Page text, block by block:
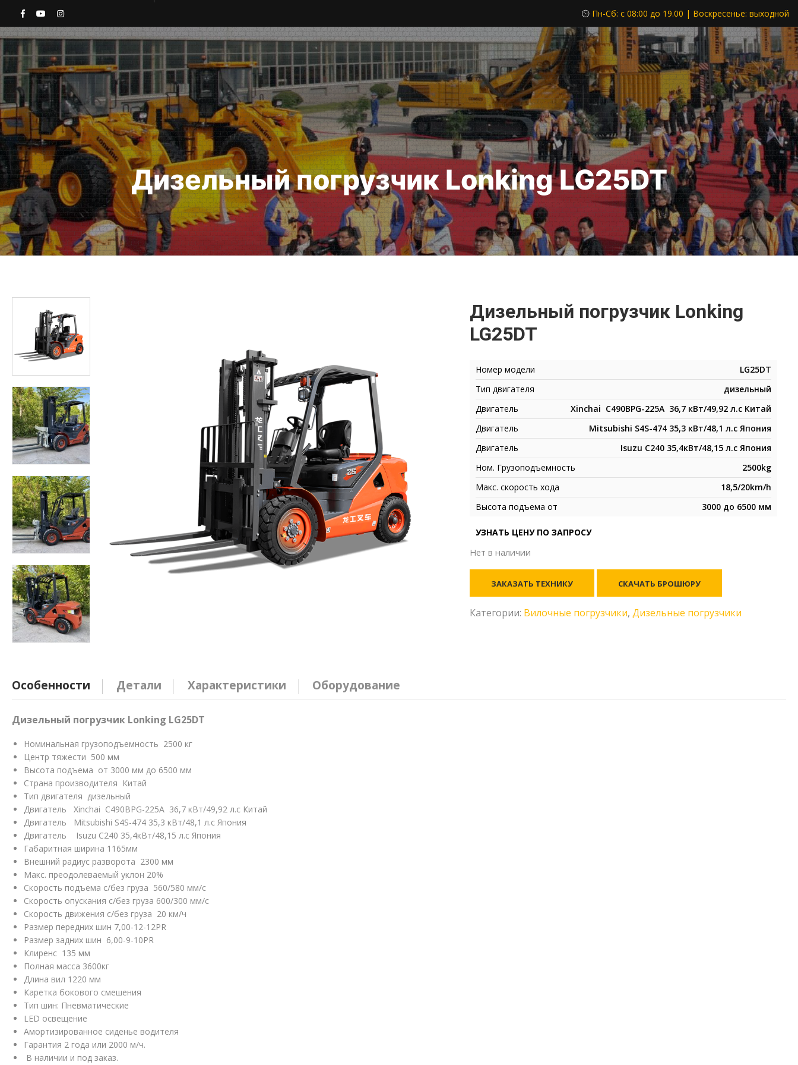
Пн-Cб: c 08:00 до 19.00 | Воскресенье: выходной
Дизельный погрузчик Lonking LG25DT
Дизельный погрузчик Lonking
LG25DT
Номер модели
LG25DT
Тип двигателя
дизельный
Двигатель
Xinchai C490BPG-225A 36,7 кВт/49,92 л.с Китай
Двигатель
Mitsubishi S4S-474 35,3 кВт/48,1 л.с Япония
Двигатель
Isuzu C240 35,4кВт/48,15 л.с Япония
Ном. Грузоподъемность
2500kg
Макс. скорость хода
18,5/20km/h
Высота подъема от
3000 до 6500 мм
УЗНАТЬ ЦЕНУ ПО ЗАПРОСУ
Нет в наличии
ЗАКАЗАТЬ ТЕХНИКУ СКАЧАТЬ БРОШЮРУ
Категории: Вилочные погрузчики,Дизельные погрузчики
Особенности Детали Характеристики Оборудование
Дизельный погрузчик Lonking LG25DT
Номинальная грузоподъемность 2500 кг
Центр тяжести 500 мм
Высота подъема от 3000 мм до 6500 мм
Страна производителя Китай
Тип двигателя дизельный
Двигатель Xinchai C490BPG-225A 36,7 кВт/49,92 л.с Китай
Двигатель Mitsubishi S4S-474 35,3 кВт/48,1 л.с Япония
Двигатель Isuzu C240 35,4кВт/48,15 л.с Япония
Габаритная ширина 1165мм
Внешний радиус разворота 2300 мм
Макс. преодолеваемый уклон 20%
Скорость подъема с/без груза 560/580 мм/с
Скорость опускания c/без груза 600/300 мм/с
Скорость движения c/без груза 20 км/ч
Размер передних шин 7,00-12-12PR
Размер задних шин 6,00-9-10PR
Клиренс 135 мм
Полная масса 3600кг
Длина вил 1220 мм
Каретка бокового смешения
Тип шин: Пневматические
LED освещение
Амортизированное сиденье водителя
Гарантия 2 года или 2000 м/ч.
В наличии и под заказ.